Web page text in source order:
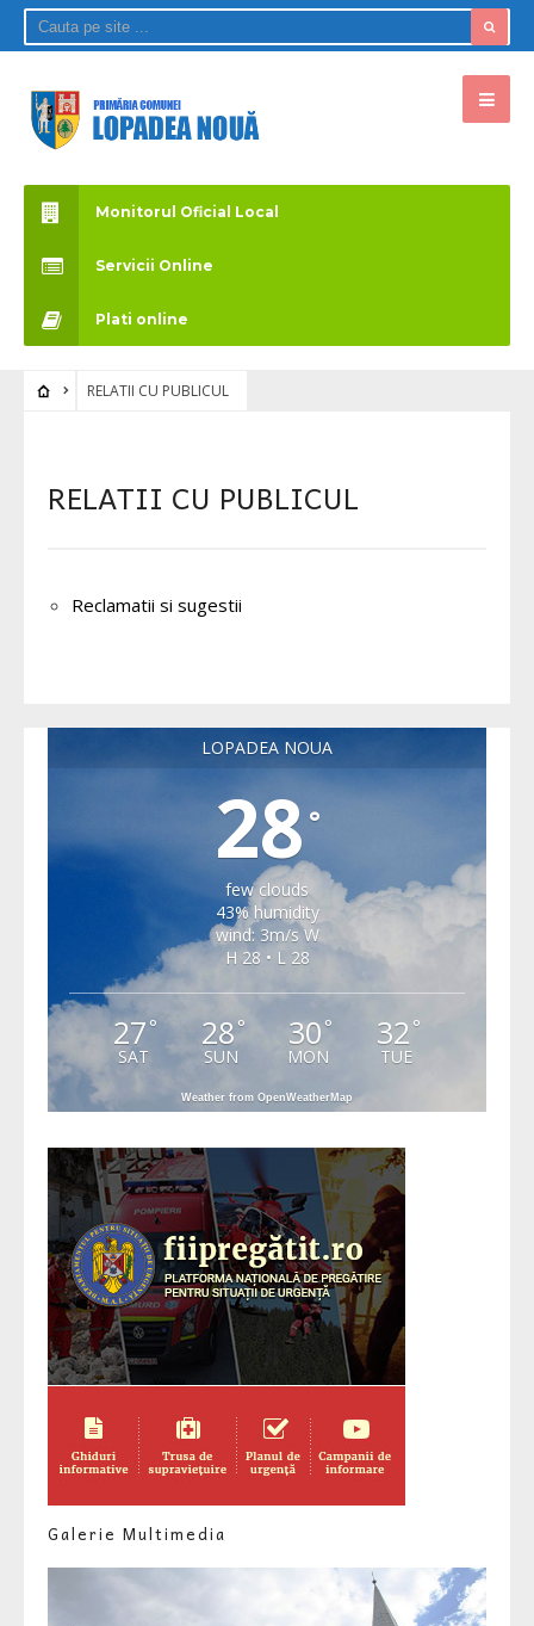
Monitorul Oficial Local
Servicii Online
Plati online
RELATII CU PUBLICUL
RELATII CU PUBLICUL
Reclamatii si sugestii
LOPADEA NOUA
28 °
few clouds
43% humidity
wind: 3m/s W
H 28 • L 28
27°
SAT
28 °
SUN
30 °
MON
32 °
TUE
Weather from OpenWeatherMap
Galerie Multimedia